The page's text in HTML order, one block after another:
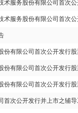
术服务股份有限公司首次
术服务股份有限公司首次
有限公司首次公开发行股
有限公司首次公开发行股
有限公司首次公开发行股
首次公开发行并上市之辅